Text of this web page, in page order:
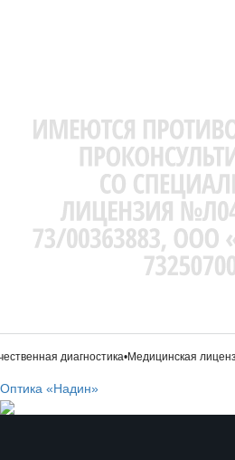
диагностика•Медицинская
Оптика «Надин»